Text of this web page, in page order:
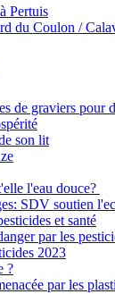
Pertuis
du Coulon /
de graviers pour
son lit
l'eau douce?
SDV soutien
et santé
par les
2023
?
par les